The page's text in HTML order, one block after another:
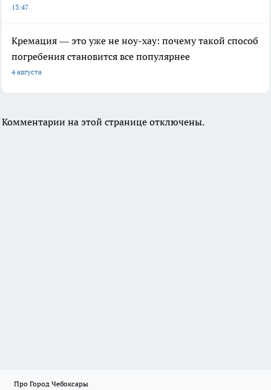
13:47
Кремация — это уже не ноу-хау: почему такой способ
погребения становится все популярнее
4 августа
Комментарии на этой странице отключены.
Про Город Чебоксары